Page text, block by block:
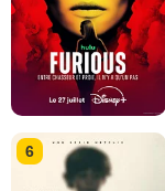
6